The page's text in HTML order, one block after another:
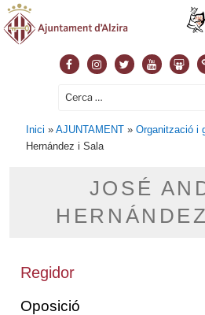
Inici »AJUNTAMENT »Organització i
Hernández i Sala
JOSÉ
Regidor
Oposició